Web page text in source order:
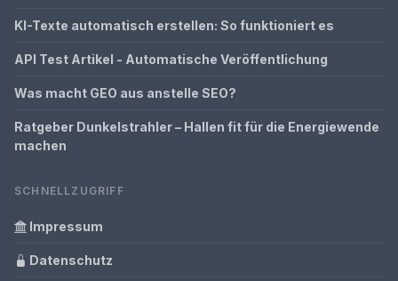
KI-Texte automatisch erstellen: So funktioniert es
API Test Artikel - Automatische Veröffentlichung
Was macht GEO aus anstelle SEO?
Ratgeber Dunkelstrahler – Hallen fit für die Energiewende
machen
SCHNELLZUGRIFF
Impressum
Datenschutz